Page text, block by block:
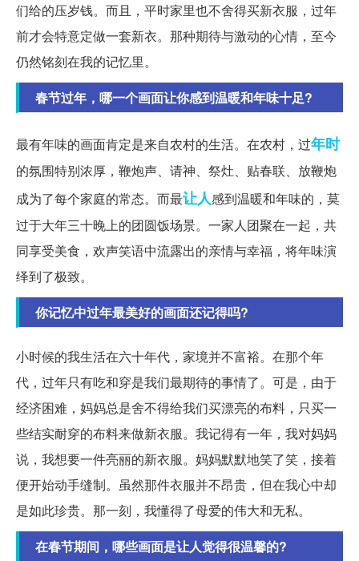
们给的压岁钱。而且，平时家里也不舍得买新衣服，过年
前才会特意定做一套新衣。那种期待与激动的心情，至今
仍然铭刻在我的记忆里。
春节过年，哪一个画面让你感到温暖和年味十足?
最有年味的画面肯定是来自农村的生活。在农村，过年时
的氛围特别浓厚，鞭炮声、请神、祭灶、贴春联、放鞭炮
成为了每个家庭的常态。而最让人感到温暖和年味的，莫
过于大年三十晚上的团圆饭场景。一家人团聚在一起，共
同享受美食，欢声笑语中流露出的亲情与幸福，将年味演
绎到了极致。
你记忆中过年最美好的画面还记得吗?
小时候的我生活在六十年代，家境并不富裕。在那个年
代，过年只有吃和穿是我们最期待的事情了。可是，由于
经济困难，妈妈总是舍不得给我们买漂亮的布料，只买一
些结实耐穿的布料来做新衣服。我记得有一年，我对妈妈
说，我想要一件亮丽的新衣服。妈妈默默地笑了笑，接着
便开始动手缝制。虽然那件衣服并不昂贵，但在我心中却
是如此珍贵。那一刻，我懂得了母爱的伟大和无私。
在春节期间，哪些画面是让人觉得很温馨的?